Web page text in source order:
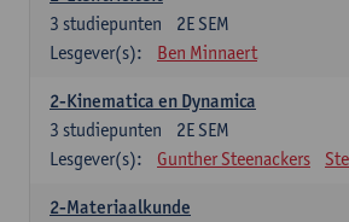
2E SEM
3 studiepunten
Lesgever(s):
Ben Minnaert
2-Kinematica en Dynamica
2E SEM
3 studiepunten
Lesgever(s):
Gunther Steenackers
2-Materiaalkunde